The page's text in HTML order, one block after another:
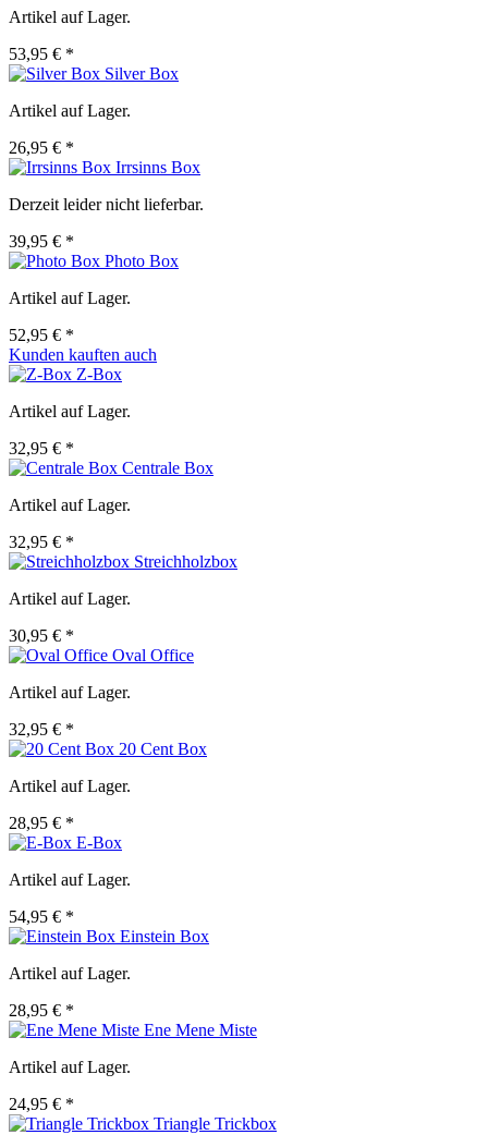
Artikel auf Lager.
53,95 € *
Silver Box
Artikel auf Lager.
26,95 € *
Irrsinns Box
Derzeit leider nicht lieferbar.
39,95 € *
Photo Box
Artikel auf Lager.
52,95 € *
Kunden kauften auch
Z-Box
Artikel auf Lager.
32,95 € *
Centrale Box
Artikel auf Lager.
32,95 € *
Streichholzbox
Artikel auf Lager.
30,95 € *
Oval Office
Artikel auf Lager.
32,95 € *
20 Cent Box
Artikel auf Lager.
28,95 € *
E-Box
Artikel auf Lager.
54,95 € *
Einstein Box
Artikel auf Lager.
28,95 € *
Ene Mene Miste
Artikel auf Lager.
24,95 € *
Triangle Trickbox